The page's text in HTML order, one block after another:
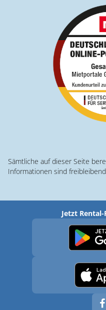
Sämtliche auf dieser Seite
Informationen sind
Jetzt